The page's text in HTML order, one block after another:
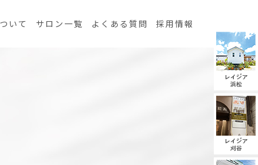
いて サロン一覧 よくある質問 採用情報